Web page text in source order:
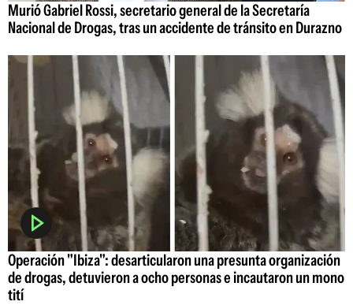
Murió Gabriel Rossi, secretario general de la Secretaría
Nacional de Drogas, tras un accidente de tránsito en Durazno
Operación "Ibiza": desarticularon una presunta organización
de drogas, detuvieron a ocho personas e incautaron un mono
tití